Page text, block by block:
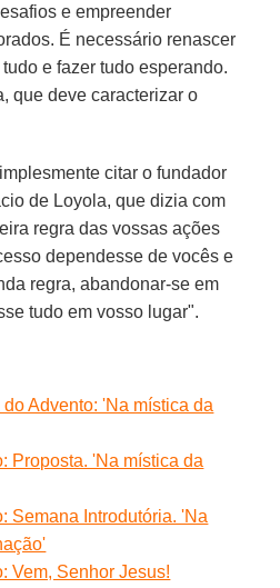
e empreender
É necessário renascer
e fazer tudo esperando.
que deve caracterizar o
citar o fundador
de Loyola, que dizia com
regra das vossas ações
dependesse de vocês e
regra, abandonar-se em
tudo em vosso lugar".
Advento: 'Na mística da
Proposta. 'Na mística da
Semana Introdutória. 'Na
Vem, Senhor Jesus!